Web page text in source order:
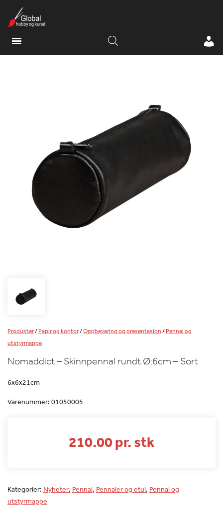
Produkter/Papir og kontor/Oppbevaring og presentasjon/Pennal og
utstyrmappe
Nomaddict – Skinnpennal rundt Ø:6cm – Sort
6x6x21cm
Varenummer: 01050005
210.00 pr. stk
Kategorier: Nyheter, Pennal, Pennaler og etui, Pennal og
utstyrmappe